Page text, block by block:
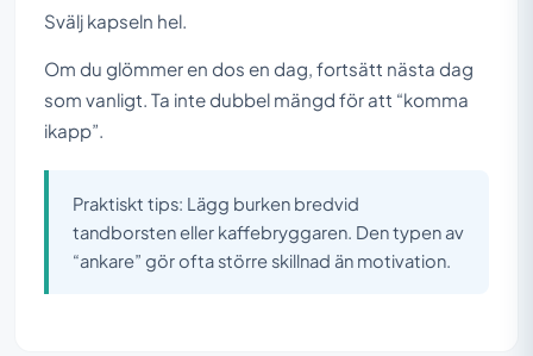
Svälj kapseln hel.
Om du glömmer en dos en dag, fortsätt nästa dag
som vanligt. Ta inte dubbel mängd för att “komma
ikapp”.
Praktiskt tips: Lägg burken bredvid
tandborsten eller kaffebryggaren. Den typen av
“ankare” gör ofta större skillnad än motivation.